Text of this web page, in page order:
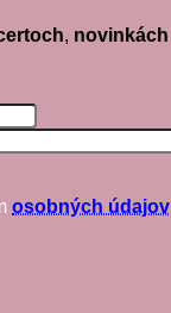
, novinkách
osobných údajov